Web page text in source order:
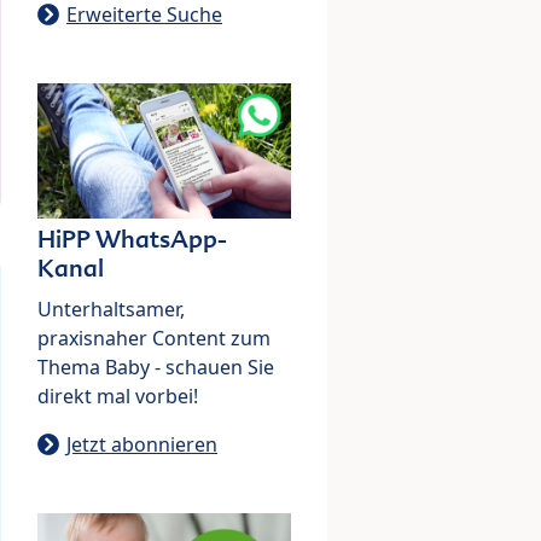
Erweiterte Suche
HiPP WhatsApp-
Kanal
Unterhaltsamer,
praxisnaher Content zum
Thema Baby - schauen Sie
direkt mal vorbei!
Jetzt abonnieren